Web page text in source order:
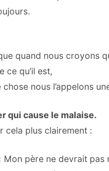
quand nous croyons
ce qu’il est,
nous l’appelons
qui cause le malaise.
cela plus clairement :
Mon père ne devrait pas